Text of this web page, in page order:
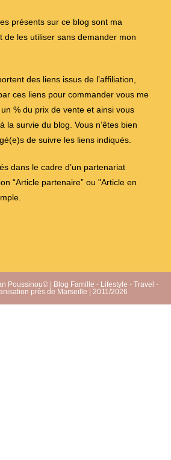
présents sur ce blog sont ma
de les utiliser sans demander mon
des liens issus de l’affiliation,
ces liens pour commander vous me
% du prix de vente et ainsi vous
la survie du blog. Vous n’êtes bien
de suivre les liens indiqués.
dans le cadre d’un partenariat
“Article partenaire” ou "Article en
Poussinou© | Blog Famille - Lifestyle - Travel -
près de Marseille | 2011/2026